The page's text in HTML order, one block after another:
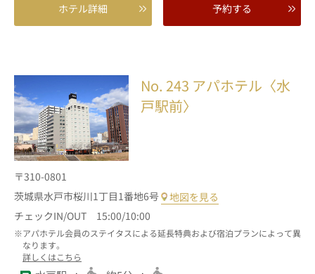
ホテル詳細 予約する
No. 243 アパホテル〈水
戸駅前〉
〒310-0801
茨城県水戸市桜川1丁目1番地6号
地図を見る
チェックIN/OUT 15:00/10:00
アパホテル会員のステイタスによる延長特典および宿泊プランによって異
なります。
詳しくはこちら